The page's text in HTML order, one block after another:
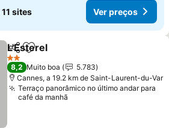
11 sites Ver preços
PartilharAdicionar aos favoritos
L'Esterel
2 Estrelas
8,2 Muito boa
5.783
Cannes, a 19.2 km de Saint-Laurent-du-Var
Terraço panorâmico no último andar para
café da manhã